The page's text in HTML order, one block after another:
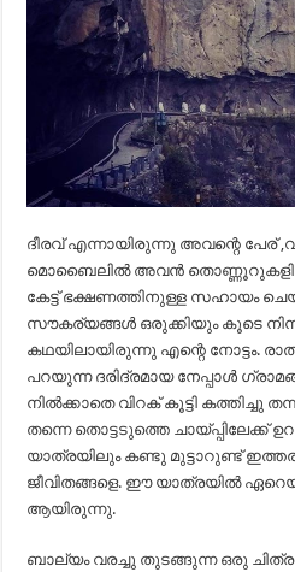
ദീരവ് എന്നായിരുന്നു അവന്റെ പേര്
മൊബൈലിൽ അവൻ തൊണ്ണൂറുകളിലെ
കേട്ട് ഭക്ഷണത്തിനുള്ള സഹായം
സൗകര്യങ്ങൾ ഒരുക്കിയും കൂടെ
കഥയിലായിരുന്നു എന്റെ നോട്ടം.
പറയുന്ന ദരിദ്രമായ നേപ്പാൾ
നിൽക്കാതെ വിറക് കൂട്ടി കത്തിച്ചു
തന്നെ തൊട്ടടുത്തെ ചായ്പ്പിലേക്ക്
യാത്രയിലും കണ്ടു മുട്ടാറുണ്ട്
ജീവിതങ്ങളെ. ഈ യാത്രയിൽ
ആയിരുന്നു.
ബാല്യം വരച്ചു തുടങ്ങുന്ന ഒരു